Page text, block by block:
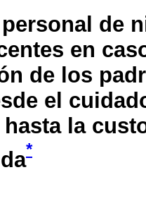
de
en
de los
el
hasta la
*